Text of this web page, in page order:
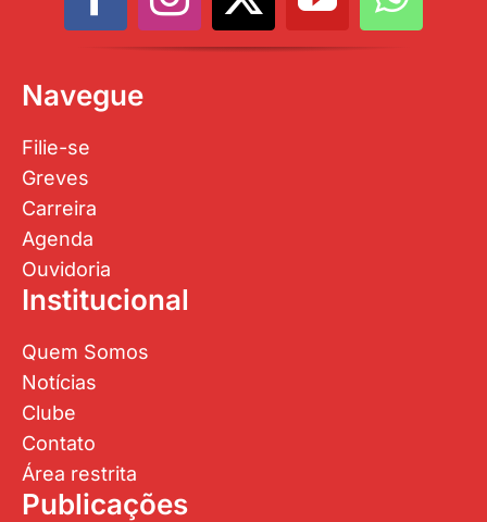
Navegue
Filie-se
Greves
Carreira
Agenda
Ouvidoria
Institucional
Quem Somos
Notícias
Clube
Contato
Área restrita
Publicações